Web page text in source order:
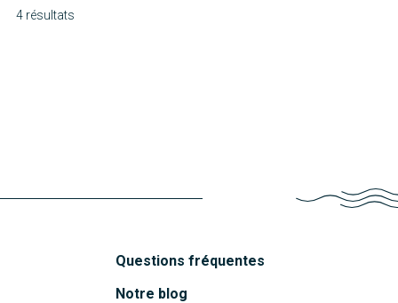
4 résultats
Questions fréquentes
Notre blog